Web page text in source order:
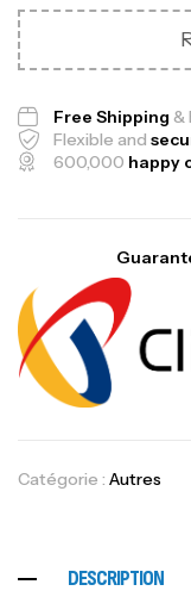
Free Shipping &
Flexible and
600,000 happy
Catégorie : Autres
DESCRIPTION